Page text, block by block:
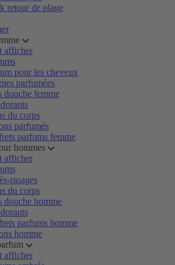
retour de plage
afficher
pour les cheveux
parfumées
douche femme
du corps
parfumés
parfums femme
hommes
afficher
rasages
du corps
douche homme
parfums homme
homme
afficher